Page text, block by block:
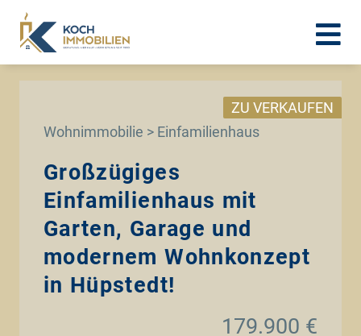
Wohnimmobilie > Einfamilienhaus
ZU VERKAUFEN
Großzügiges
Einfamilienhaus mit
Garten, Garage und
modernem Wohnkonzept
in Hüpstedt!
179.900 €